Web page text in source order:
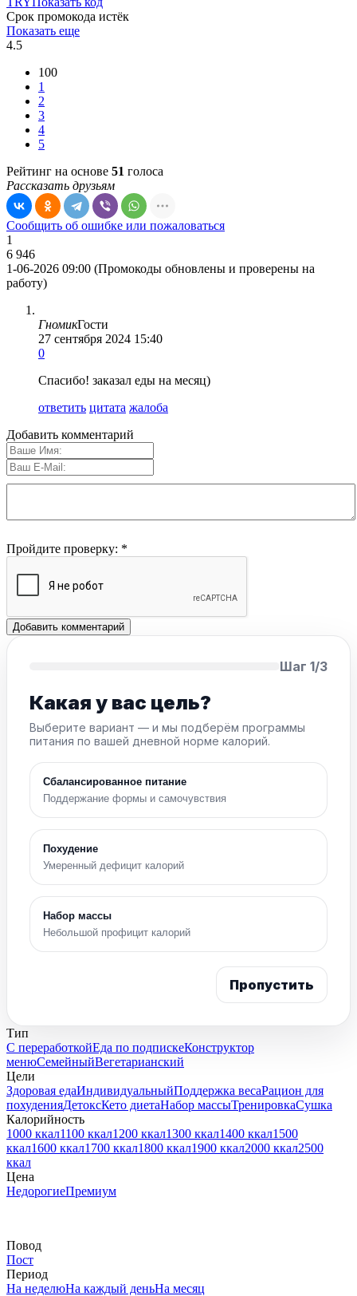
Срок промокода истёк
Показать еще
4.5
100
1
2
3
4
5
Рейтинг на основе 51 голоса
Рассказать друзьям
Сообщить об ошибке или пожаловаться
1
6 946
1-06-2026 09:00 (Промокоды обновлены и проверены на
работу)
ГномикГости
27 сентября 2024 15:40
0
Спасибо! заказал еды на месяц)
ответить цитата жалоба
Добавить комментарий
Пройдите проверку: *
Шаг 1/3
Какая у вас цель?
Выберите вариант — и мы подберём программы
питания по вашей дневной норме калорий.
Сбалансированное питание
Поддержание формы и самочувствия
Похудение
Умеренный дефицит калорий
Набор массы
Небольшой профицит калорий
Пропустить
Тип
С переработкойЕда по подпискеКонструктор
менюСемейныйВегетарианский
Цели
Здоровая едаИндивидуальныйПоддержка весаРацион для
похуденияДетоксКето диетаНабор массыТренировкаСушка
Калорийность
1000 ккал1100 ккал1200 ккал1300 ккал1400 ккал1500
ккал1600 ккал1700 ккал1800 ккал1900 ккал2000 ккал2500
ккал
Цена
НедорогиеПремиум
Повод
Пост
Период
На неделюНа каждый деньНа месяц